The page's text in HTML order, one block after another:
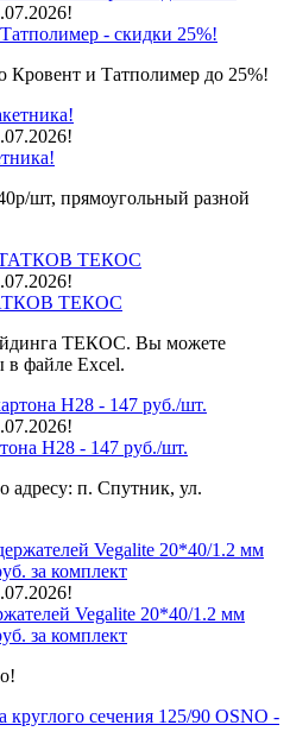
- скидки 25%!
Кровент и Татполимер до 25%!
шт, прямоугольный разной
ТЕКОС
ТЕКОС. Вы можете
в файле Excel.
H28 - 147 руб./шт.
адресу: п. Спутник, ул.
Vegalite 20*40/1.2 мм
за комплект